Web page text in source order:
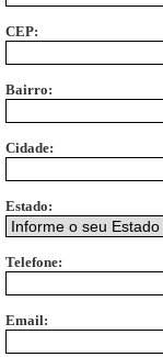
CEP:
Bairro:
Cidade:
Estado:
Telefone:
Email: